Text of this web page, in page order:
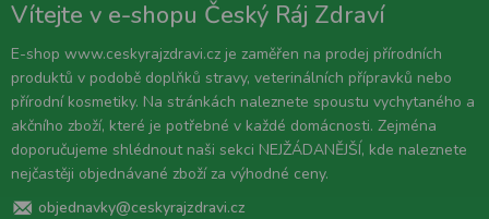
Vítejte v e-shopu Český Ráj Zdraví
E-shop www.ceskyrajzdravi.cz je zaměřen na prodej přírodních
produktů v podobě doplňků stravy, veterinálních přípravků nebo
přírodní kosmetiky. Na stránkách naleznete spoustu vychytaného a
akčního zboží, které je potřebné v každé domácnosti. Zejména
doporučujeme shlédnout naši sekci NEJŽÁDANĚJŠÍ, kde naleznete
nejčastěji objednávané zboží za výhodné ceny.
objednavky@ceskyrajzdravi.cz